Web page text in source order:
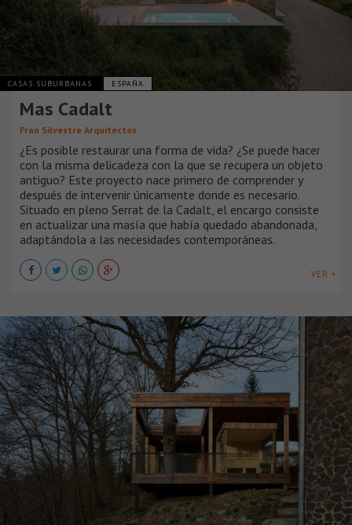
CASAS SUBURBANAS ESPAÑA
Mas Cadalt
Fran Silvestre Arquitectos
¿Es posible restaurar una forma de vida? ¿Se puede hacer
con la misma delicadeza con la que se recupera un objeto
antiguo? Este proyecto nace primero de comprender y
después de intervenir únicamente donde es necesario.
Situado en pleno Serrat de la Cadalt, el encargo consiste
en actualizar una masía que había quedado abandonada,
adaptándola a las necesidades contemporáneas.
VER +